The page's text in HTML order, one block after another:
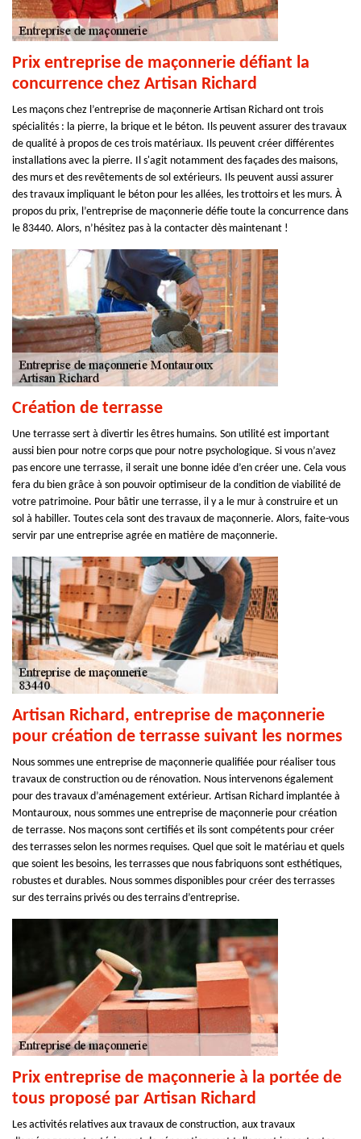
Prix entreprise de maçonnerie défiant la
concurrence chez Artisan Richard
Les maçons chez l’entreprise de maçonnerie Artisan Richard ont trois
spécialités : la pierre, la brique et le béton. Ils peuvent assurer des travaux
de qualité à propos de ces trois matériaux. Ils peuvent créer différentes
installations avec la pierre. Il s'agit notamment des façades des maisons,
des murs et des revêtements de sol extérieurs. Ils peuvent aussi assurer
des travaux impliquant le béton pour les allées, les trottoirs et les murs. À
propos du prix, l’entreprise de maçonnerie défie toute la concurrence dans
le 83440. Alors, n’hésitez pas à la contacter dès maintenant !
Création de terrasse
Une terrasse sert à divertir les êtres humains. Son utilité est important
aussi bien pour notre corps que pour notre psychologique. Si vous n’avez
pas encore une terrasse, il serait une bonne idée d’en créer une. Cela vous
fera du bien grâce à son pouvoir optimiseur de la condition de viabilité de
votre patrimoine. Pour bâtir une terrasse, il y a le mur à construire et un
sol à habiller. Toutes cela sont des travaux de maçonnerie. Alors, faite-vous
servir par une entreprise agrée en matière de maçonnerie.
Artisan Richard, entreprise de maçonnerie
pour création de terrasse suivant les normes
Nous sommes une entreprise de maçonnerie qualifiée pour réaliser tous
travaux de construction ou de rénovation. Nous intervenons également
pour des travaux d’aménagement extérieur. Artisan Richard implantée à
Montauroux, nous sommes une entreprise de maçonnerie pour création
de terrasse. Nos maçons sont certifiés et ils sont compétents pour créer
des terrasses selon les normes requises. Quel que soit le matériau et quels
que soient les besoins, les terrasses que nous fabriquons sont esthétiques,
robustes et durables. Nous sommes disponibles pour créer des terrasses
sur des terrains privés ou des terrains d’entreprise.
Prix entreprise de maçonnerie à la portée de
tous proposé par Artisan Richard
Les activités relatives aux travaux de construction, aux travaux